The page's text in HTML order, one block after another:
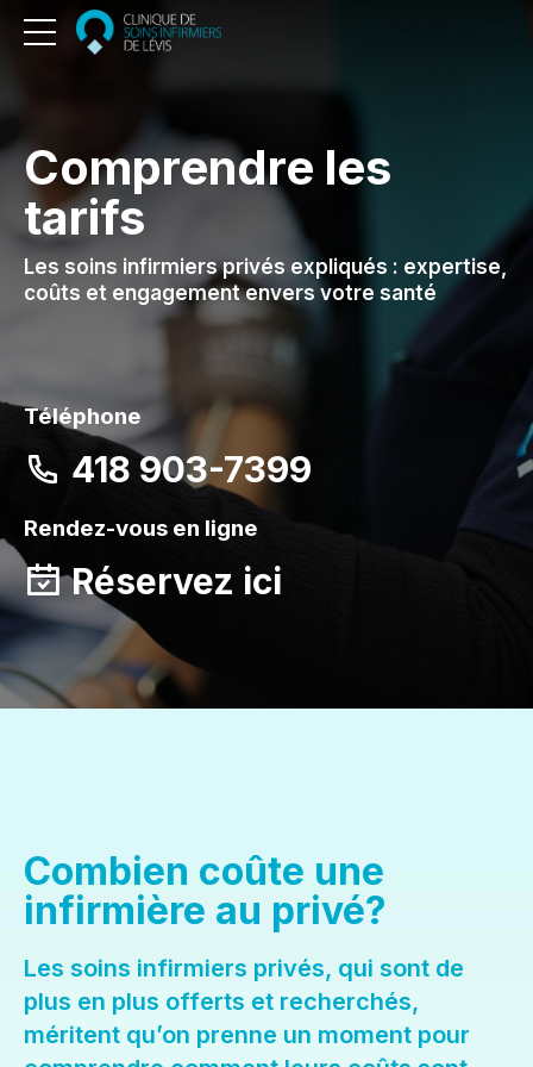
Comprendre les
tarifs
Les soins infirmiers privés expliqués : expertise,
coûts et engagement envers votre santé
Téléphone
418 903-7399
Rendez-vous en ligne
Réservez ici
Combien coûte une
infirmière au privé?
Les soins infirmiers privés, qui sont de
plus en plus offerts et recherchés,
méritent qu’on prenne un moment pour